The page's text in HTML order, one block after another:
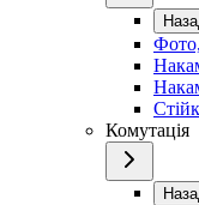
Комутація